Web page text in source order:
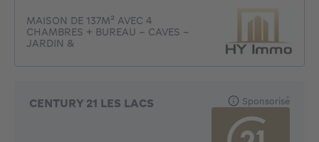
MAISON DE 137M² AVEC 4
CHAMBRES + BUREAU - CAVES -
JARDIN &
CENTURY 21 LES LACS Sponsorisé